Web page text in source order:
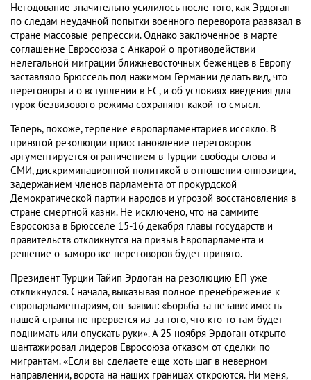
Негодование значительно усилилось после того, как Эрдоган
по следам неудачной попытки военного переворота развязал в
стране массовые репрессии. Однако заключенное в марте
соглашение Евросоюза с Анкарой о противодействии
нелегальной миграции ближневосточных беженцев в Европу
заставляло Брюссель под нажимом Германии делать вид, что
переговоры и о вступлении в ЕС, и об условиях введения для
турок безвизового режима сохраняют какой-то смысл.
Теперь, похоже, терпение европарламентариев иссякло. В
принятой резолюции приостановление переговоров
аргументируется ограничением в Турции свободы слова и
СМИ, дискриминационной политикой в отношении оппозиции,
задержанием членов парламента от прокурдской
Демократической партии народов и угрозой восстановления в
стране смертной казни. Не исключено, что на саммите
Евросоюза в Брюсселе 15-16 декабря главы государств и
правительств откликнутся на призыв Европарламента и
решение о заморозке переговоров будет принято.
Президент Турции Тайип Эрдоган на резолюцию ЕП уже
откликнулся. Сначала, выказывая полное пренебрежение к
европарламентариям, он заявил: «Борьба за независимость
нашей страны не прервется из-за того, что кто-то там будет
поднимать или опускать руки». А 25 ноября Эрдоган открыто
шантажировал лидеров Евросоюза отказом от сделки по
мигрантам. «Если вы сделаете еще хоть шаг в неверном
направлении, ворота на наших границах откроются. Ни меня,